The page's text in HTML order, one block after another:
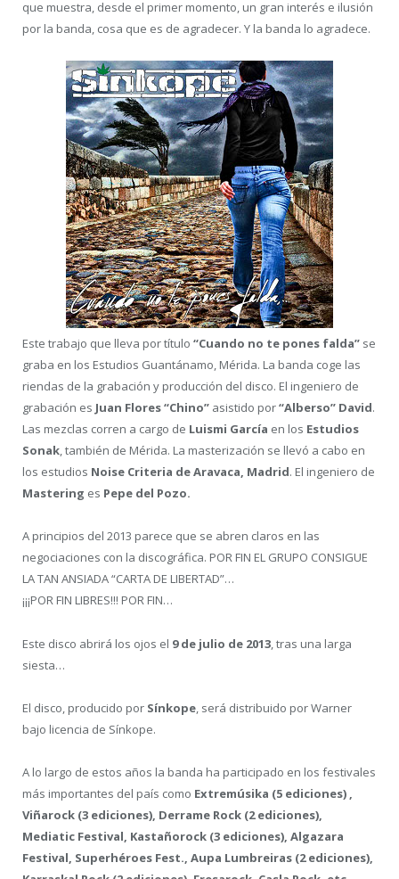
que muestra, desde el primer momento, un gran interés e ilusión
por la banda, cosa que es de agradecer. Y la banda lo agradece.
Este trabajo que lleva por título “Cuando no te pones falda” se
graba en los Estudios Guantánamo, Mérida. La banda coge las
riendas de la grabación y producción del disco. El ingeniero de
grabación es Juan Flores “Chino” asistido por“Alberso” David.
Las mezclas corren a cargo de Luismi García en los Estudios
Sonak, también de Mérida. La masterización se llevó a cabo en
los estudios Noise Criteria de Aravaca, Madrid. El ingeniero de
Mastering es Pepe del Pozo.
A principios del 2013 parece que se abren claros en las
negociaciones con la discográfica. POR FIN EL GRUPO CONSIGUE
LA TAN ANSIADA “CARTA DE LIBERTAD”…
¡¡¡POR FIN LIBRES!!! POR FIN…
Este disco abrirá los ojos el 9 de julio de 2013, tras una larga
siesta…
El disco, producido por Sínkope, será distribuido por Warner
bajo licencia de Sínkope.
A lo largo de estos años la banda ha participado en los festivales
más importantes del país como Extremúsika (5 ediciones) ,
Viñarock (3 ediciones), Derrame Rock (2 ediciones),
Mediatic Festival, Kastañorock (3 ediciones), Algazara
Festival, Superhéroes Fest., Aupa Lumbreiras (2 ediciones),